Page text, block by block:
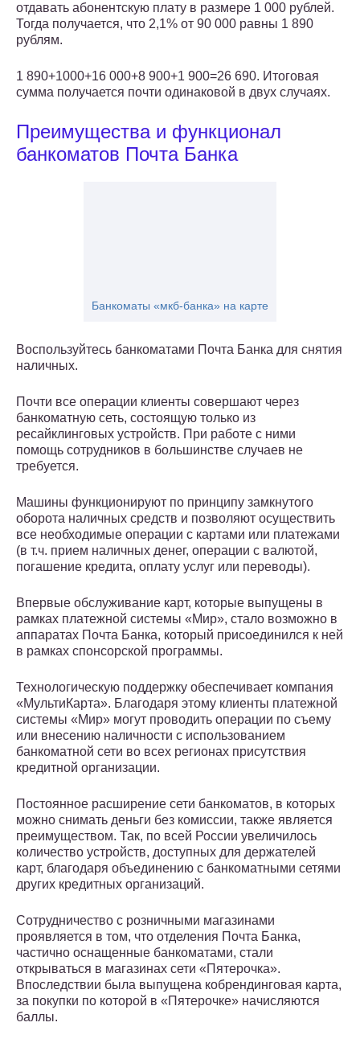
отдавать абонентскую плату в размере 1 000 рублей.
Тогда получается, что 2,1% от 90 000 равны 1 890
рублям.
1 890+1000+16 000+8 900+1 900=26 690. Итоговая
сумма получается почти одинаковой в двух случаях.
Преимущества и функционал
банкоматов Почта Банка
Банкоматы «мкб-банка» на карте
Воспользуйтесь банкоматами Почта Банка для снятия
наличных.
Почти все операции клиенты совершают через
банкоматную сеть, состоящую только из
ресайклинговых устройств. При работе с ними
помощь сотрудников в большинстве случаев не
требуется.
Машины функционируют по принципу замкнутого
оборота наличных средств и позволяют осуществить
все необходимые операции с картами или платежами
(в т.ч. прием наличных денег, операции с валютой,
погашение кредита, оплату услуг или переводы).
Впервые обслуживание карт, которые выпущены в
рамках платежной системы «Мир», стало возможно в
аппаратах Почта Банка, который присоединился к ней
в рамках спонсорской программы.
Технологическую поддержку обеспечивает компания
«МультиКарта». Благодаря этому клиенты платежной
системы «Мир» могут проводить операции по съему
или внесению наличности с использованием
банкоматной сети во всех регионах присутствия
кредитной организации.
Постоянное расширение сети банкоматов, в которых
можно снимать деньги без комиссии, также является
преимуществом. Так, по всей России увеличилось
количество устройств, доступных для держателей
карт, благодаря объединению с банкоматными сетями
других кредитных организаций.
Сотрудничество с розничными магазинами
проявляется в том, что отделения Почта Банка,
частично оснащенные банкоматами, стали
открываться в магазинах сети «Пятерочка».
Впоследствии была выпущена кобрендинговая карта,
за покупки по которой в «Пятерочке» начисляются
баллы.